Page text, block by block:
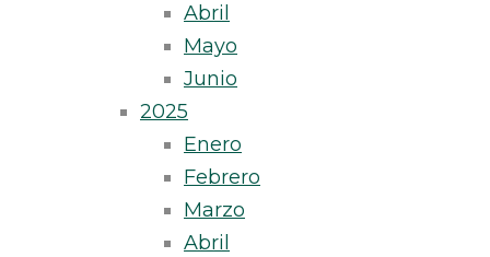
Abril
Mayo
Junio
2025
Enero
Febrero
Marzo
Abril